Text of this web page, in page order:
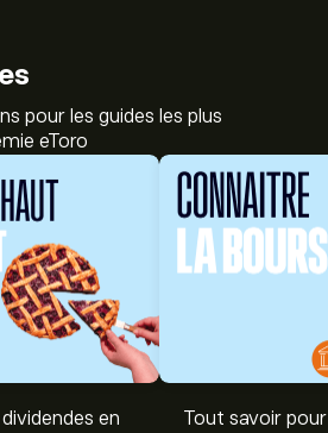
pour les guides les plus
eToro
en
Tout savoir